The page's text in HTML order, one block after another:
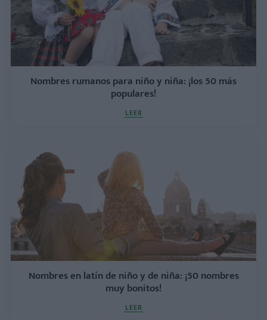
Nombres rumanos para niño y niña: ¡los 50 más
populares!
LEER
Nombres en latín de niño y de niña: ¡50 nombres
muy bonitos!
LEER